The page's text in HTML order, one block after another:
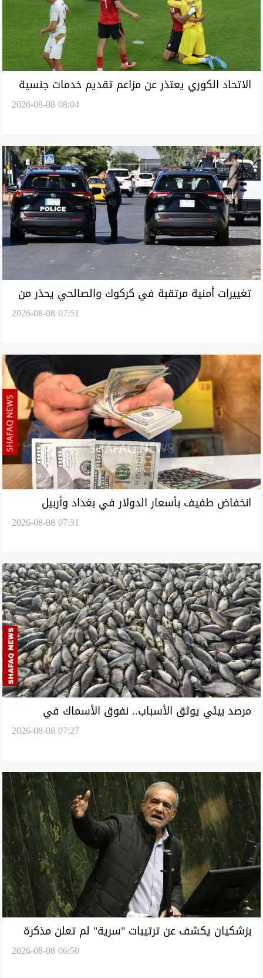
الاتحاد الكوري يعتذر عن مزاعم تقديم خدمات جنسية
2026-08-08 08:04
تغييرات أمنية مرتقبة في كركوك والصالحي يحذر من
2026-08-08 07:51
انخفاض طفيف بأسعار الدولار في بغداد وأربيل
2026-08-08 07:31
مرصد بيئي يوثق الأسباب.. نفوق الأسماك في
2026-08-08 07:27
بزشكيان يكشف عن ترتيبات "سرية" لم تعلن مذكرة
2026-08-08 06:50